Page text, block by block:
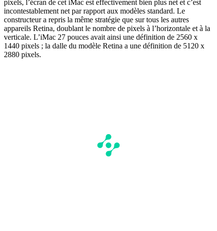
pixels, l’écran de cet iMac est effectivement bien plus net et c’est
incontestablement net par rapport aux modèles standard. Le
constructeur a repris la même stratégie que sur tous les autres
appareils Retina, doublant le nombre de pixels à l’horizontale et à la
verticale. L’iMac 27 pouces avait ainsi une définition de 2560 x
1440 pixels ; la dalle du modèle Retina a une définition de 5120 x
2880 pixels.